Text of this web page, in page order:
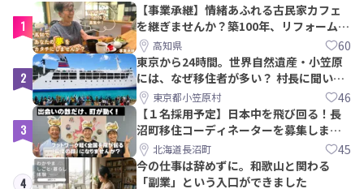
1
【事業承継】情緒あふれる古民家カフェ
を継ぎませんか？築100年、リフォームか
ら約10年！
高知県 60
2
東京から24時間。世界自然遺産・小笠原
には、なぜ移住者が多い？ 村長に聞いて
みた東京都小笠原村 46
3
【１名採用予定】日本中を飛び回る！長
沼町移住コーディネーターを募集しま
す！北海道長沼町 45
4
今の仕事は辞めずに。和歌山と関わる
「副業」という入口ができました